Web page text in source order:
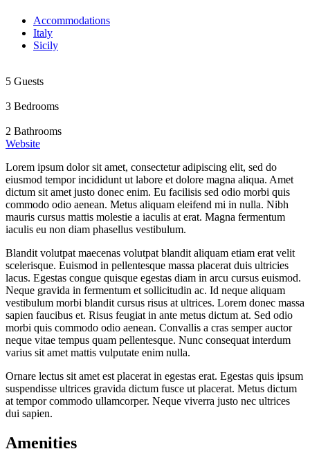
Accommodations
Italy
Sicily
5 Guests
3 Bedrooms
2 Bathrooms
Website
Lorem ipsum dolor sit amet, consectetur adipiscing elit, sed do
eiusmod tempor incididunt ut labore et dolore magna aliqua. Amet
dictum sit amet justo donec enim. Eu facilisis sed odio morbi quis
commodo odio aenean. Metus aliquam eleifend mi in nulla. Nibh
mauris cursus mattis molestie a iaculis at erat. Magna fermentum
iaculis eu non diam phasellus vestibulum.
Blandit volutpat maecenas volutpat blandit aliquam etiam erat velit
scelerisque. Euismod in pellentesque massa placerat duis ultricies
lacus. Egestas congue quisque egestas diam in arcu cursus euismod.
Neque gravida in fermentum et sollicitudin ac. Id neque aliquam
vestibulum morbi blandit cursus risus at ultrices. Lorem donec massa
sapien faucibus et. Risus feugiat in ante metus dictum at. Sed odio
morbi quis commodo odio aenean. Convallis a cras semper auctor
neque vitae tempus quam pellentesque. Nunc consequat interdum
varius sit amet mattis vulputate enim nulla.
Ornare lectus sit amet est placerat in egestas erat. Egestas quis ipsum
suspendisse ultrices gravida dictum fusce ut placerat. Metus dictum
at tempor commodo ullamcorper. Neque viverra justo nec ultrices
dui sapien.
Amenities